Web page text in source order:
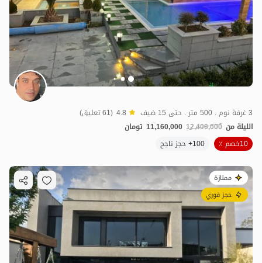
3 غرفة نوم . 500 متر . حتى 15 ضيف 4.8 (61 تعليق)
الليلة من 12,400,000
11,160,000 تومان
10خصم ٪
100+ حجز ناجح
ممتازة
حجز فوري